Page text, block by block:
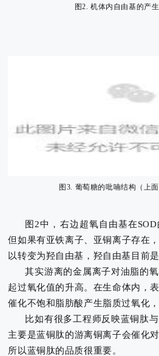
图2. 机体内自由基的产
图3. 葡萄糖的吡喃结构（上面
图2中，右边超氧自由基在
但如果有亚铁离子、亚铜离子存在
以转变为羟自由基， 羟自由基目前
其实游离的金属离子对油脂的
起过氧化值的升高。 在生命体内，
催化不饱和脂肪酸产生脂质过氧化
比如有很多工程师反映蓝铜肽
主要是蓝铜肽的游离铜离子会催化
所以蓝铜肽的品质很重要。